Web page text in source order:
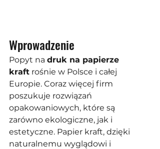
Wprowadzenie
Popyt na druk na papierze
kraft rośnie w Polsce i całej
Europie. Coraz więcej firm
poszukuje rozwiązań
opakowaniowych, które są
zarówno ekologiczne, jak i
estetyczne. Papier kraft, dzięki
naturalnemu wyglądowi i